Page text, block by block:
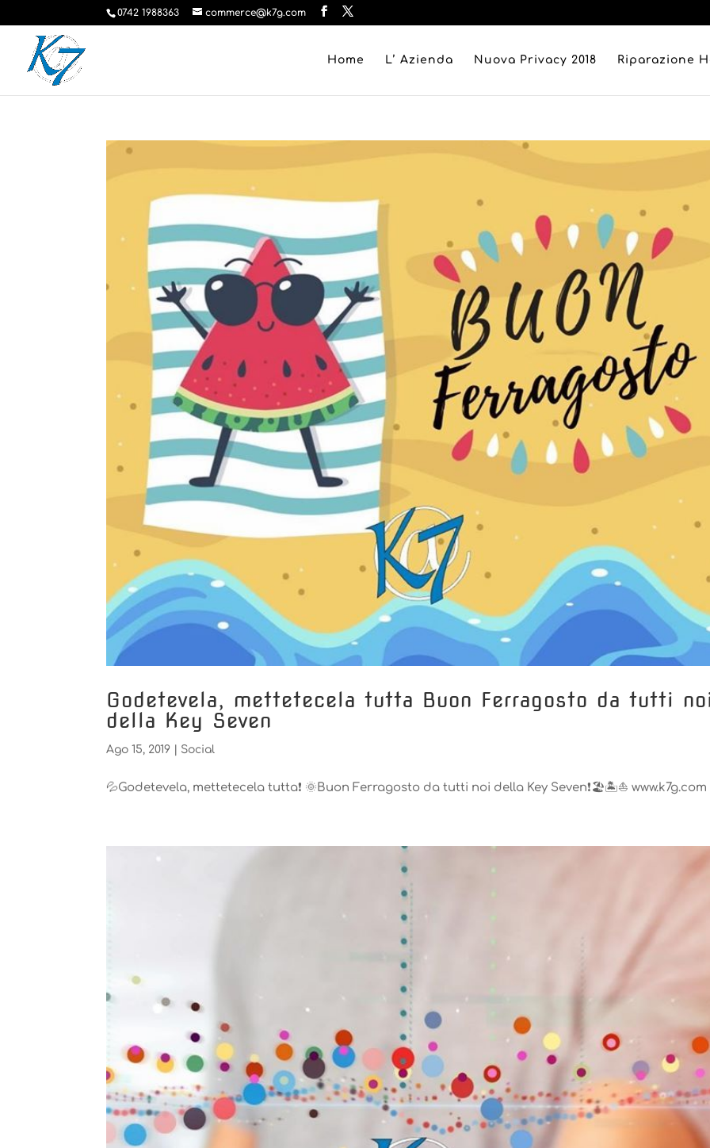
0742 1988363 commerce@k7g.com
Home L’ Azienda Nuova Privacy 2018 Riparazione
Godetevela, mettetecela tutta️ Buon Ferragosto da tutti
della Key Seven️️
Ago 15, 2019 Social
💦Godetevela, mettetecela tutta❗️ 🌞Buon Ferragosto da tutti noi della Key Seven❗️🏖🏝⛵️ www.k7g.com